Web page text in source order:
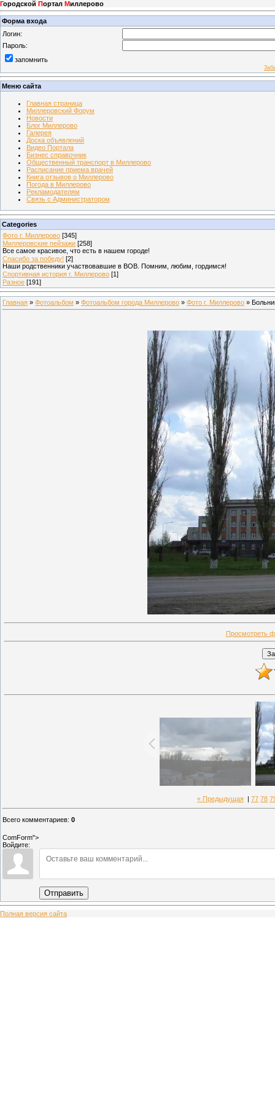
Городской Портал Миллерово
Форма входа
Логин:
Пароль:
запомнить
Меню сайта
Главная страница
Миллеровский Форум
Новости
Блог Миллерово
Галерея
Доска объявлений
Видео Портала
Бизнес справочник
Общественный транспорт в Миллерово
Расписание приема врачей
Книга отзывов о Миллерово
Погода в Миллерово
Рекламодателям
Связь с Администратором
Categories
Фото г. Миллерово [345]
Миллеровские пейзажи [258]
Все самое красивое, что есть в нашем городе!
Спасибо за победу! [2]
Наши родственники участвовавшие в ВОВ. Помним, любим, гордимся!
Спортивная история г. Миллерово [1]
Разное [191]
Главная » Фотоальбом » Фотоальбом города Миллерово » Фото г. Миллерово »
Просмотреть
« Предыдущая 77 78
Всего комментариев: 0
ComForm">
Войдите:
Отправить
Полная версия сайта